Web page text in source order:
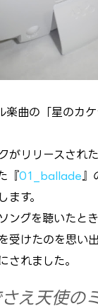
楽曲の「星のカ
がリリースされ
『01_ballade 』
ます。
ングを聴いたと
受けたのを思い
されました。
え天使の